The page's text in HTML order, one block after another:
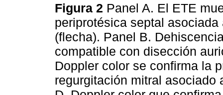
Figura 2 Panel A. El ETE
periprotésica septal
(flecha). Panel B.
compatible con disección
Doppler color se confirma la
regurgitación mitral asociado